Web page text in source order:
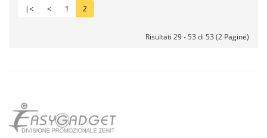
|< < 1 2
Risultati 29 - 53 di 53 (2 Pagine)